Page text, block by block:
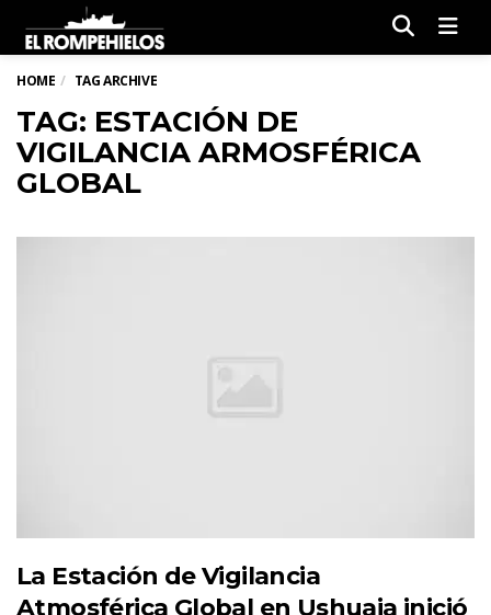
HOME TAG ARCHIVE
TAG: ESTACIÓN DE
VIGILANCIA ARMOSFÉRICA
GLOBAL
La Estación de Vigilancia
Atmosférica Global en Ushuaia inició